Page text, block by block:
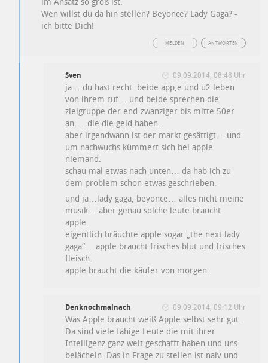
Wen willst du da hin stellen? Beyonce? Lady Gaga? -
ich bitte Dich!
ANTWORTEN
MELDEN
Sven 09.09.2014, 08:48 Uhr
ja… du hast recht. beide app,e und u2 leben
von ihrem ruf… und beide sprechen die
zielgruppe der end-zwanziger bis mitte 50er
an…. die die geld haben.
aber irgendwann ist der markt gesättigt… und
um nachwuchs kümmert sich bei apple
niemand.
schau mal etwas nach unten… da hab ich zu
dem problem schon etwas geschrieben.
und ja…lady gaga, beyonce… alles nicht meine
musik… aber genau solche leute braucht
apple.
eigentlich bräuchte apple sogar „the next lady
gaga“… apple braucht frisches blut und frisches
fleisch.
apple braucht die käufer von morgen.
Denknochmalnach 09.09.2014, 09:12 Uhr
Was Apple braucht weiß Apple selbst sehr gut.
Da sind viele fähige Leute die mit ihrer
Intelligenz ganz weit geschafft haben und uns
belächeln. Das in Frage zu stellen ist naiv und